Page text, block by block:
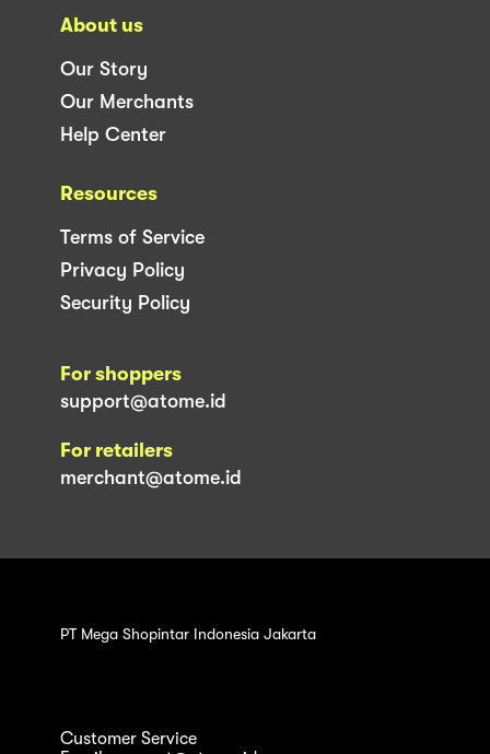
About us
Our Story
Our Merchants
Help Center
Resources
Terms of Service
Privacy Policy
Security Policy
For shoppers
support@atome.id
For retailers
merchant@atome.id
PT Mega Shopintar Indonesia Jakarta
Customer Service